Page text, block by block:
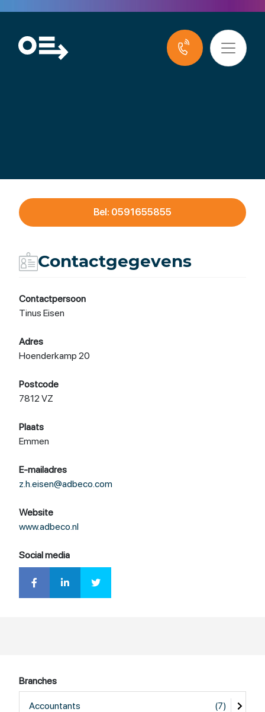
Adbeco Accountants
Bel: 0591655855
Contactgegevens
Contactpersoon
Tinus Eisen
Adres
Hoenderkamp 20
Postcode
7812 VZ
Plaats
Emmen
E-mailadres
z.h.eisen@adbeco.com
Website
www.adbeco.nl
Social media
Branches
Accountants (7)